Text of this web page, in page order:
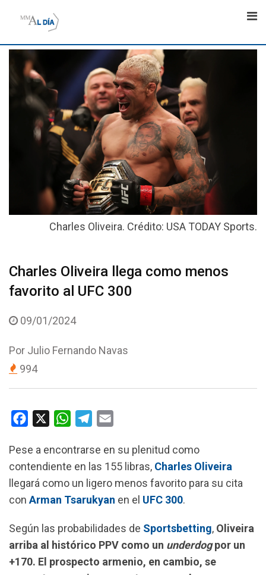
Charles Oliveira. Crédito: USA TODAY Sports.
Charles Oliveira llega como menos
favorito al UFC 300
09/01/2024
Por Julio Fernando Navas
994
c
e
b
o
k
W
a
t
s
A
p
l
e
g
r
m
a
i
l
Pese a encontrarse en su plenitud como
contendiente en las 155 libras, Charles Oliveira
llegará como un ligero menos favorito para su cita
conArman Tsarukyan en el UFC 300.
Según las probabilidades de Sportsbetting, Oliveira
arriba al histórico PPV como un underdogpor un
+170. El prospecto armenio, en cambio, se